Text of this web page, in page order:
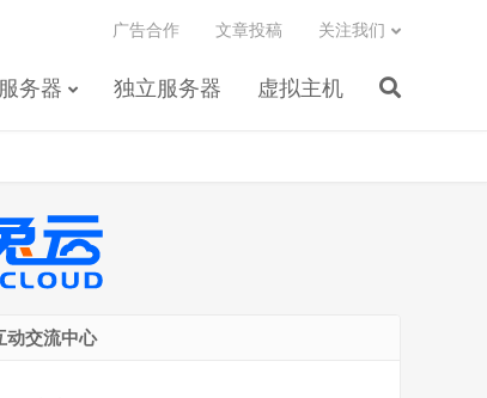
务器 独立服务器 虚拟主机
广告合作 文章投稿 关注我们
动交流中心